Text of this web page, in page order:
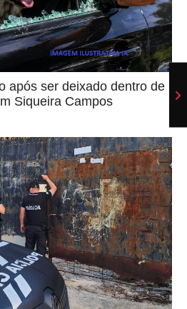
após ser deixado dentro de
Siqueira Campos